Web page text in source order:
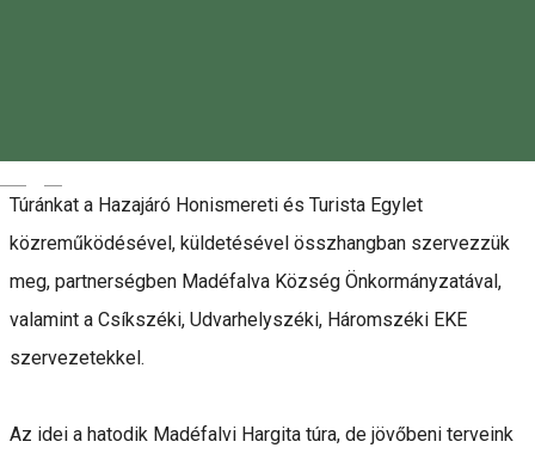
Túránkat a Hazajáró Honismereti és Turista Egylet
közreműködésével, küldetésével összhangban szervezzük
meg, partnerségben Madéfalva Község Önkormányzatával,
valamint a Csíkszéki, Udvarhelyszéki, Háromszéki EKE
szervezetekkel.
Az idei a hatodik Madéfalvi Hargita túra, de jövőbeni terveink